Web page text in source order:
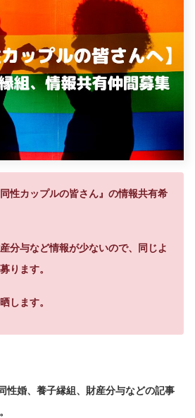
性カップルの皆さん』の情報共有希
分与など情報が少ないので、同じよ
ります。
します。
性婚、養子縁組、財産分与などの記事